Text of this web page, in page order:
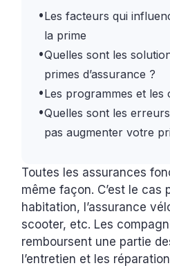
•Les facteurs qui
la prime
•Quelles sont les
primes d’assurance ?
•Les programmes et
•Quelles sont les
pas augmenter votre
Toutes les assurances
même façon. C’est le cas
habitation, l’assurance
scooter, etc. Les
remboursent une partie
l’entretien et les